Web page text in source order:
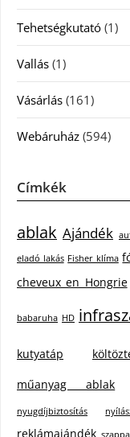
Tehetségkutató (1)
Vallás (1)
Vásárlás (161)
Webáruház (594)
Címkék
ablak Ajándék
eladó lakás Fisher klíma
cheveux en Hongrie
babaruha HD
kutyatáp
műanyag ablak
nyugdíjbiztosítás
reklámajándék